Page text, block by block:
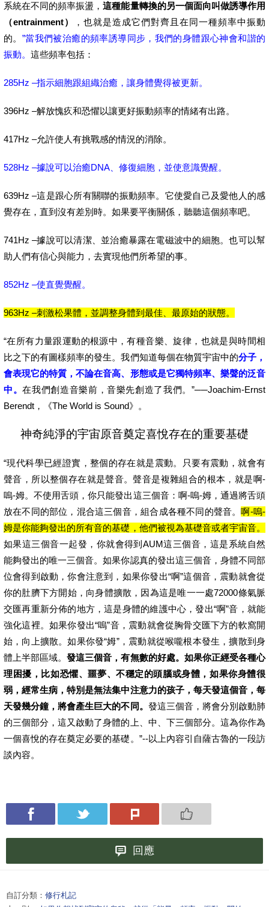
系統在不同的頻率振盪，這種能量轉換的另一個面向叫做誘導作用
（entrainment）
，也就是造成它們對齊且在同一種頻率中振動
的。 ”當我們被治癒的頻率誘導同步，我們的身體跟心神會和諧的
振動。 這些頻率包括：
285Hz –指示細胞跟組織治癒，讓身體覺得被更新。
396Hz –解放愧疚和恐懼以讓更好振動頻率的情緒有出路。
417Hz –允許使人有挑戰感的情況的消除。
528Hz –據說可以治癒DNA、修復細胞，並使意識覺醒。
639Hz –這是跟心所有關聯的振動頻率。它使愛自己及愛他人的感
覺存在，直到沒有差別時。如果要平衡關係，聽聽這個頻率吧。
741Hz –據說可以清潔、並治癒暴露在電磁波中的細胞。也可以幫
助人們有信心與能力，去實現他們所希望的事。
852Hz –使直覺覺醒。
963Hz –刺激松果體，並調整身體到最佳、最原始的狀態。
“在所有力量跟運動的根源中，有種音樂、旋律，也就是與時間相
比之下的有圖樣頻率的發生。我們知道每個在物質宇宙中的分子，
會表現它的特質，不論在音高、形態或是它獨特頻率、樂聲的泛音
中。在我們創造音樂前，音樂先創造了我們。”──Joachim-Ernst
Berendt，《The World is Sound》。
神奇純淨的宇宙原音奠定喜悅存在的重要基礎
“現代科學已經證實，整個的存在就是震動。只要有震動，就會有
聲音，所以整個存在就是聲音。聲音是複雜組合的根本，就是啊-
嗚-姆。不使用舌頭，你只能發出這三個音：啊-嗚-姆，通過將舌頭
放在不同的部位，混合這三個音，組合成各種不同的聲音。啊-嗚-
姆是你能夠發出的所有音的基礎，他們被視為基礎音或者宇宙音。
如果這三個音一起發，你就會得到AUM這三個音，這是系統自然
能夠發出的唯一三個音。如果你認真的發出這三個音，身體不同部
位會得到啟動，你會注意到，如果你發出“啊”這個音，震動就會從
你的肚臍下方開始，向身體擴散，因為這是唯一一處72000條氣脈
交匯再重新分佈的地方，這是身體的維護中心，發出“啊”音，就能
強化這裡。如果你發出“嗚”音，震動就會從胸骨交匯下方的軟窩開
始，向上擴散。如果你發“姆”，震動就從喉嚨根本發生，擴散到身
體上半部區域。發這三個音，有無數的好處。如果你正經受各種心
理困擾，比如恐懼、噩夢、不穩定的頭腦或身體，如果你身體很
弱，經常生病，特別是無法集中注意力的孩子，每天發這個音，每
天發幾分鐘，將會產生巨大的不同。 發這三個音，將會分別啟動肺
的三個部分，這又啟動了身體的上、中、下三個部分。這為你作為
一個喜悅的存在奠定必要的基礎。”--以上內容引自薩古魯的一段訪
談內容。
回應
自訂分類： 修行札記